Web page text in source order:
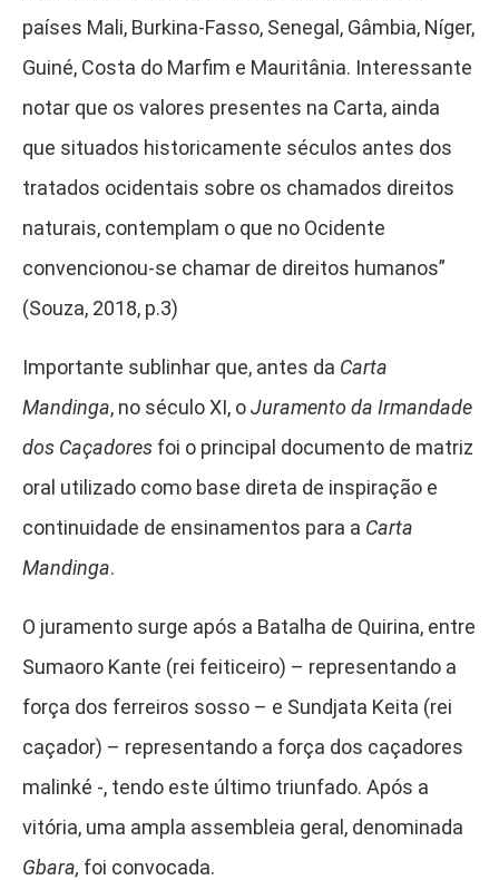
países Mali, Burkina-Fasso, Senegal, Gâmbia, Níger,
Guiné, Costa do Marfim e Mauritânia. Interessante
notar que os valores presentes na Carta, ainda
que situados historicamente séculos antes dos
tratados ocidentais sobre os chamados direitos
naturais, contemplam o que no Ocidente
convencionou-se chamar de direitos humanos”
(Souza, 2018, p.3)
Importante sublinhar que, antes da Carta
Mandinga, no século XI, oJuramento da Irmandade
dos Caçadores foi o principal documento de matriz
oral utilizado como base direta de inspiração e
continuidade de ensinamentos para a Carta
Mandinga.
O juramento surge após a Batalha de Quirina, entre
Sumaoro Kante (rei feiticeiro) – representando a
força dos ferreiros sosso – e Sundjata Keita (rei
caçador) – representando a força dos caçadores
malinké -, tendo este último triunfado. Após a
vitória, uma ampla assembleia geral, denominada
Gbara, foi convocada.